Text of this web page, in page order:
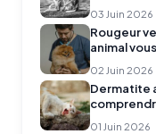
03 Juin 2026
Rougeur
animal
02 Juin 2026
Dermatite
01 Juin 2026